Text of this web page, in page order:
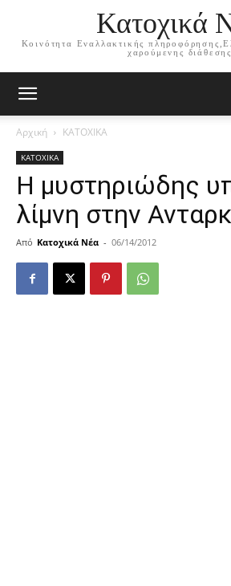
Κατοχικά
Κοινότητα Εναλλακτικής
χαρούμενης διάθεσης
Αρχική ΚΑΤΟΧΙΚΑ
ΚΑΤΟΧΙΚΑ
Η μυστηριώδης
λίμνη στην
Από Κατοχικά Νέα - 06/14/2012